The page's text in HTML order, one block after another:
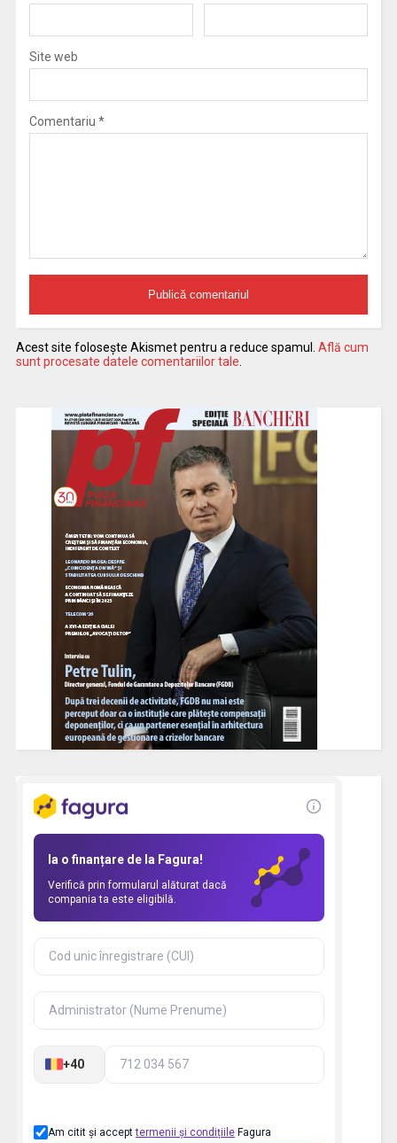
Site web
Comentariu *
Acest site folosește Akismet pentru a reduce spamul. Află cum
sunt procesate datele comentariilor tale